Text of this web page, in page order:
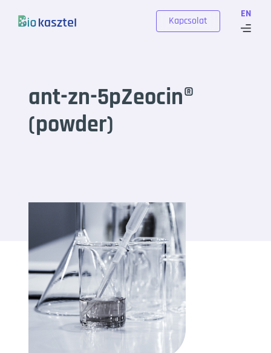
EN
Kapcsolat
ant-zn-5pZeocin®
(powder)